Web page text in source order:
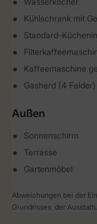
Kühlschrank mit
Standard-
Kaffeemaschine
Gasherd (4 Felder)
Außen
Sonnenschirm
Terrasse
Gartenmöbel
Abweichungen bei der
Grundrisses, der